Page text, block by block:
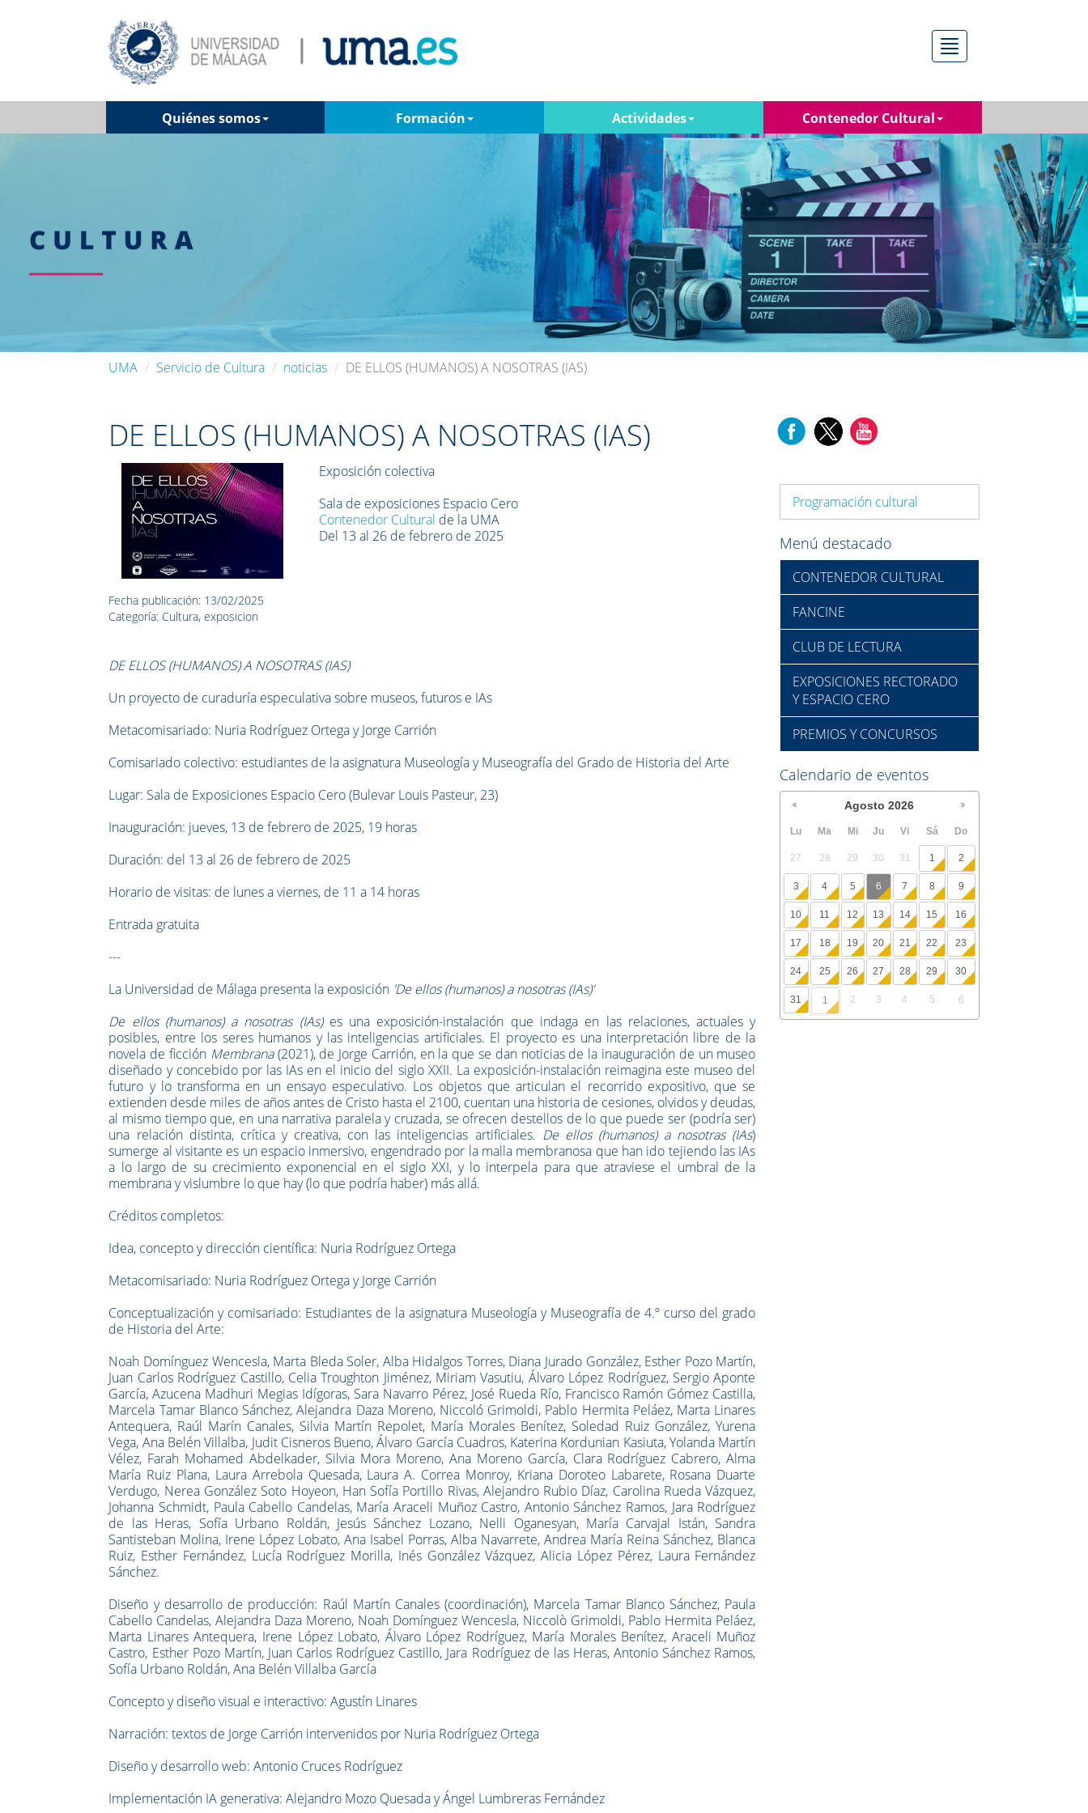
Menú
Quiénes somos Formación Actividades Contenedor Cultural
UMA Servicio de Cultura noticias DE ELLOS (HUMANOS) A NOSOTRAS (IAS)
DE ELLOS (HUMANOS) A NOSOTRAS (IAS)
Exposición colectiva
Sala de exposiciones Espacio Cero
Contenedor Cultural de la UMA
Del 13 al 26 de febrero de 2025
Fecha publicación: 13/02/2025
Categoría: Cultura, exposicion
DE ELLOS (HUMANOS) A NOSOTRAS (IAS)
Un proyecto de curaduría especulativa sobre museos, futuros e IAs
Metacomisariado: Nuria Rodríguez Ortega y Jorge Carrión
Comisariado colectivo: estudiantes de la asignatura Museología y Museografía del Grado de Historia del Arte
Lugar: Sala de Exposiciones Espacio Cero (Bulevar Louis Pasteur, 23)
Inauguración: jueves, 13 de febrero de 2025, 19 horas
Duración: del 13 al 26 de febrero de 2025
Horario de visitas: de lunes a viernes, de 11 a 14 horas
Entrada gratuita
---
La Universidad de Málaga presenta la exposición 'De ellos (humanos) a nosotras (IAs)'
De ellos (humanos) a nosotras (IAs)es una exposición-instalación que indaga en las relaciones, actuales y
posibles, entre los seres humanos y las inteligencias artificiales. El proyecto es una interpretación libre de la
novela de ficción Membrana(2021), de Jorge Carrión, en la que se dan noticias de la inauguración de un museo
diseñado y concebido por las IAs en el inicio del siglo XXII. La exposición-instalación reimagina este museo del
futuro y lo transforma en un ensayo especulativo. Los objetos que articulan el recorrido expositivo, que se
extienden desde miles de años antes de Cristo hasta el 2100, cuentan una historia de cesiones, olvidos y deudas,
al mismo tiempo que, en una narrativa paralela y cruzada, se ofrecen destellos de lo que puede ser (podría ser)
una relación distinta, crítica y creativa, con las inteligencias artificiales. De ellos (humanos) a nosotras (IAs)
sumerge al visitante es un espacio inmersivo, engendrado por la malla membranosa que han ido tejiendo las IAs
a lo largo de su crecimiento exponencial en el siglo XXI, y lo interpela para que atraviese el umbral de la
membrana y vislumbre lo que hay (lo que podría haber) más allá.
Créditos completos:
Idea, concepto y dirección científica: Nuria Rodríguez Ortega
Metacomisariado: Nuria Rodríguez Ortega y Jorge Carrión
Conceptualización y comisariado: Estudiantes de la asignatura Museología y Museografía de 4.º curso del grado
de Historia del Arte:
Noah Domínguez Wencesla, Marta Bleda Soler, Alba Hidalgos Torres, Diana Jurado González, Esther Pozo Martín,
Juan Carlos Rodríguez Castillo, Celia Troughton Jiménez, Miriam Vasutiu, Álvaro López Rodríguez, Sergio Aponte
García, Azucena Madhuri Megias Idígoras, Sara Navarro Pérez, José Rueda Río, Francisco Ramón Gómez Castilla,
Marcela Tamar Blanco Sánchez, Alejandra Daza Moreno, Niccoló Grimoldi, Pablo Hermita Peláez, Marta Linares
Antequera, Raúl Marín Canales, Silvia Martín Repolet, María Morales Benítez, Soledad Ruiz González, Yurena
Vega, Ana Belén Villalba, Judit Cisneros Bueno, Álvaro García Cuadros, Katerina Kordunian Kasiuta, Yolanda Martín
Vélez, Farah Mohamed Abdelkader, Silvia Mora Moreno, Ana Moreno García, Clara Rodríguez Cabrero, Alma
María Ruiz Plana, Laura Arrebola Quesada, Laura A. Correa Monroy, Kriana Doroteo Labarete, Rosana Duarte
Verdugo, Nerea González Soto Hoyeon, Han Sofía Portillo Rivas, Alejandro Rubio Díaz, Carolina Rueda Vázquez,
Johanna Schmidt, Paula Cabello Candelas, María Araceli Muñoz Castro, Antonio Sánchez Ramos, Jara Rodríguez
de las Heras, Sofía Urbano Roldán, Jesús Sánchez Lozano, Nelli Oganesyan, María Carvajal Istán, Sandra
Santisteban Molina, Irene López Lobato, Ana Isabel Porras, Alba Navarrete, Andrea María Reina Sánchez, Blanca
Ruiz, ⁠Esther Fernández, Lucía Rodríguez Morilla, ⁠Inés González Vázquez, Alicia López Pérez, Laura Fernández
Sánchez.
Diseño y desarrollo de producción: Raúl Martín Canales (coordinación), Marcela Tamar Blanco Sánchez, Paula
Cabello Candelas, Alejandra Daza Moreno, Noah Domínguez Wencesla, Niccolò Grimoldi, Pablo Hermita Peláez,
Marta Linares Antequera, Irene López Lobato, Álvaro López Rodríguez, María Morales Benítez, Araceli Muñoz
Castro, Esther Pozo Martín, Juan Carlos Rodríguez Castillo, Jara Rodríguez de las Heras, Antonio Sánchez Ramos,
Sofía Urbano Roldán, Ana Belén Villalba García
Concepto y diseño visual e interactivo: Agustín Linares
Narración: textos de Jorge Carrión intervenidos por Nuria Rodríguez Ortega
Diseño y desarrollo web: Antonio Cruces Rodríguez
Implementación IA generativa: Alejandro Mozo Quesada y Ángel Lumbreras Fernández
Programación cultural
Menú destacado
CONTENEDOR CULTURAL
FANCINE
CLUB DE LECTURA
EXPOSICIONES RECTORADO
Y ESPACIO CERO
PREMIOS Y CONCURSOS
Calendario de eventos
Agosto 2026
Lu Ma Mi Ju Vi Sá Do
27 28 29 30 31 1 2
3 4 5 6 7 8 9
10 11 12 13 14 15 16
17 18 19 20 21 22 23
24 25 26 27 28 29 30
31 1 2 3 4 5 6